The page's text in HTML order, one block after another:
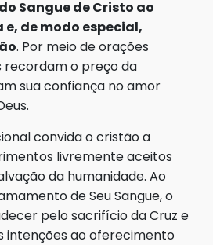
Sangue de Cristo ao
e, de modo especial,
. Por meio de orações
recordam o preço da
sua confiança no amor
convida o cristão a
livremente aceitos
da humanidade. Ao
de Seu Sangue, o
pelo sacrifício da Cruz e
intenções ao oferecimento